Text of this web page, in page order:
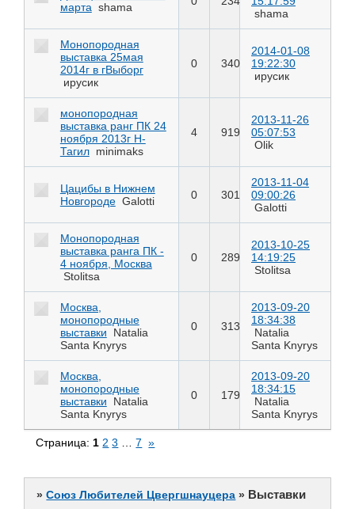
марта shama
shama
Монопородная
выставка 25мая
2014г в гВыборг
ирусик
0 340
2014-01-08
19:22:30
ирусик
монопородная
выставка ранг ПК 24
ноября 2013г Н-
Тагил minimaks
4 919
2013-11-26
05:07:53
Olik
Цацибы в Нижнем
Новгороде Galotti 0 301
2013-11-04
09:00:26
Galotti
Монопородная
выставка ранга ПК -
4 ноября, Москва
Stolitsa
0 289
2013-10-25
14:19:25
Stolitsa
Москва,
монопородные
выставки
Natalia
Santa Knyrys
0 313
2013-09-20
18:34:38
Natalia
Santa Knyrys
Москва,
монопородные
выставки
Natalia
Santa Knyrys
0 179
2013-09-20
18:34:15
Natalia
Santa Knyrys
Страница: 1 2 3 7 »
»Союз Любителей Цвергшнауцера » Выставки